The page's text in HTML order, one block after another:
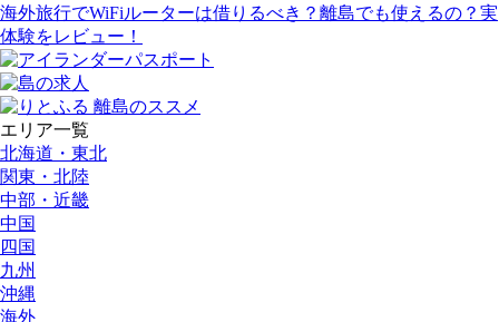
海外旅行でWiFiルーターは借りるべき？離島でも使えるの？実
体験をレビュー！
エリア一覧
北海道・東北
関東・北陸
中部・近畿
中国
四国
九州
沖縄
海外